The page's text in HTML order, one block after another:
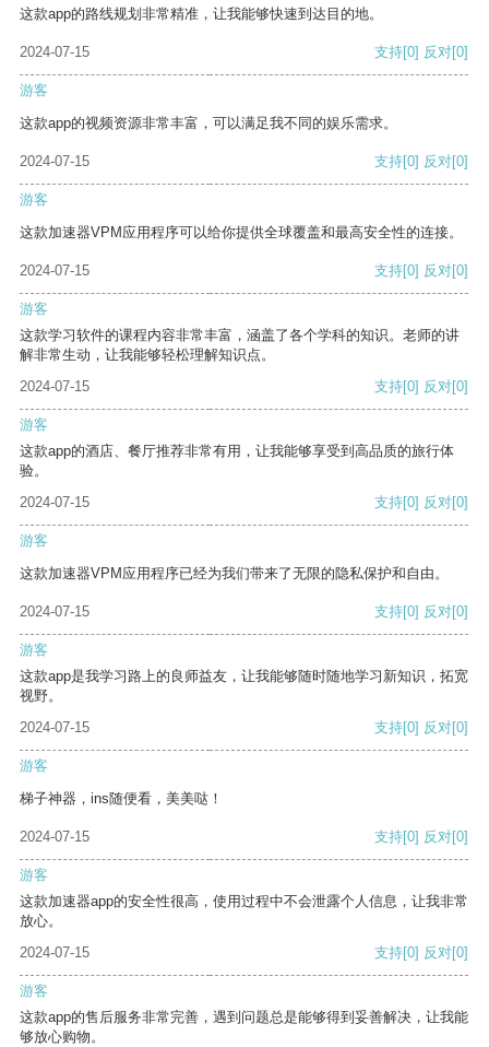
这款app的路线规划非常精准，让我能够快速到达目的地。
2024-07-15 支持[0] 反对[0]
游客
这款app的视频资源非常丰富，可以满足我不同的娱乐需求。
2024-07-15 支持[0] 反对[0]
游客
这款加速器VPM应用程序可以给你提供全球覆盖和最高安全性的连接。
2024-07-15 支持[0] 反对[0]
游客
这款学习软件的课程内容非常丰富，涵盖了各个学科的知识。老师的讲
解非常生动，让我能够轻松理解知识点。
2024-07-15
支持[0] 反对[0]
游客
这款app的酒店、餐厅推荐非常有用，让我能够享受到高品质的旅行体
验。
2024-07-15
支持[0] 反对[0]
游客
这款加速器VPM应用程序已经为我们带来了无限的隐私保护和自由。
2024-07-15 支持[0] 反对[0]
游客
这款app是我学习路上的良师益友，让我能够随时随地学习新知识，拓宽
视野。
2024-07-15
支持[0] 反对[0]
游客
梯子神器，ins随便看，美美哒！
2024-07-15 支持[0] 反对[0]
游客
这款加速器app的安全性很高，使用过程中不会泄露个人信息，让我非常
放心。
2024-07-15
支持[0] 反对[0]
游客
这款app的售后服务非常完善，遇到问题总是能够得到妥善解决，让我能
够放心购物。